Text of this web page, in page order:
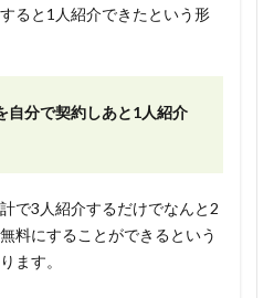
ると1人紹介できたという形
分で契約しあと1人紹介
で3人紹介するだけでなんと2
料にすることができるという
ます。